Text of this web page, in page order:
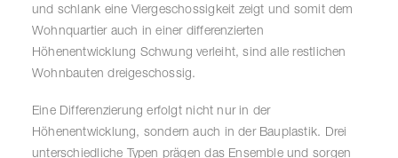
und schlank eine Viergeschossigkeit zeigt und somit dem
Wohnquartier auch in einer differenzierten
Höhenentwicklung Schwung verleiht, sind alle restlichen
Wohnbauten dreigeschossig.
Eine Differenzierung erfolgt nicht nur in der
Höhenentwicklung, sondern auch in der Bauplastik. Drei
unterschiedliche Typen prägen das Ensemble und sorgen